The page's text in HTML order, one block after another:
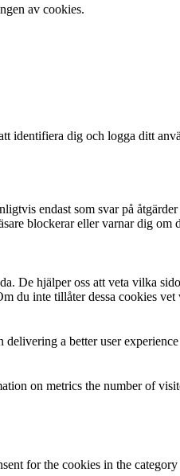
av cookies.
identifiera dig och logga ditt
endast som svar på
blockerar eller varnar dig om
De hjälper oss att veta vilka
du inte tillåter dessa cookies
a better user
on metrics the number of
for the cookies in the